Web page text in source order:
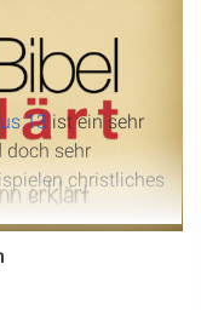
13ist ein sehr
doch sehr
christliches
nur sehr kurz, da
Kontakt
Spenden